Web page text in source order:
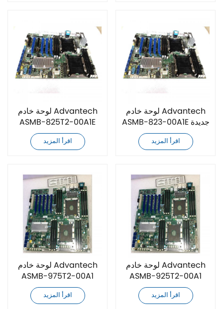
لوحة خادم Advantech
ASMB-825T2-00A1E
جديدة كليًا
اقرأ المزيد
لوحة خادم Advantech
ASMB-823-00A1E جديدة
كليًا
اقرأ المزيد
لوحة خادم Advantech
ASMB-975T2-00A1
جديدة كليًا
اقرأ المزيد
لوحة خادم Advantech
ASMB-925T2-00A1
جديدة كليًا
اقرأ المزيد